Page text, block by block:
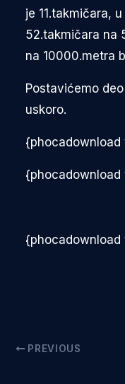
je 11.takmičara,
52.takmičara na
na 10000.metra
Postavićemo
uskoro.
PREVIOUS